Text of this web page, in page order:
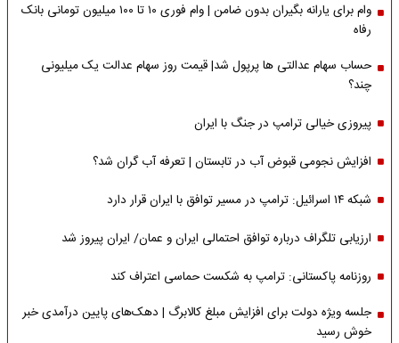
وام برای یارانه بگیران بدون ضامن | وام فوری ۱۰ تا ۱۰۰ میلیون تومانی بانک
رفاه
حساب سهام عدالتی ها پرپول شد| قیمت روز سهام عدالت یک میلیونی
چند؟
پیروزی خیالی ترامپ در جنگ با ایران
افزایش نجومی قبوض آب در تابستان | تعرفه آب گران شد؟
شبکه ۱۴ اسرائیل: ترامپ در مسیر توافق با ایران قرار دارد
ارزیابی تلگراف درباره توافق احتمالی ایران و عمان/ ایران پیروز شد
روزنامه پاکستانی: ترامپ به شکست حماسی اعتراف کند
جلسه ویژه دولت برای افزایش مبلغ کالابرگ | دهک‌های پایین درآمدی خبر
خوش رسید